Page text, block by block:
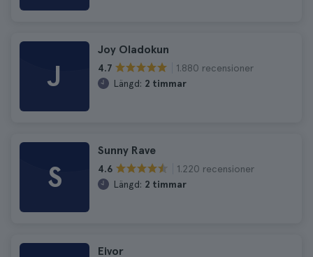
J
Joy Oladokun
4.7
1.880 recensioner
Längd: 2 timmar
S
Sunny Rave
4.6
1.220 recensioner
Längd: 2 timmar
Eivor